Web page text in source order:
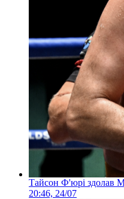
Тайсон Ф'юрі здолав
20:46, 24/07